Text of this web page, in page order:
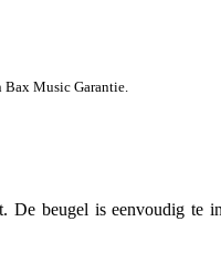
Bax Music Garantie.
beugel is eenvoudig te